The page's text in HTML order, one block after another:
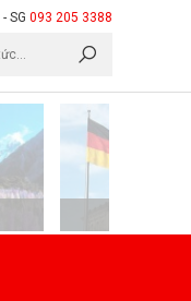
- SG 093 205 3388